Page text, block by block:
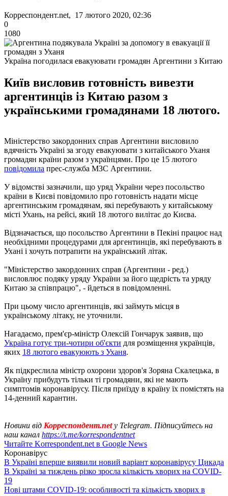
Корреспондент.net, 17 лютого 2020, 02:36
0
1080
Україна погодилася евакуювати громадян Аргентини з Китаю
Київ висловив готовність вивезти
аргентинців із Китаю разом з
українськими громадянами 18 лютого.
Міністерство закордонних справ Аргентини висловило
вдячність Україні за згоду евакуювати з китайського Уханя
громадян країни разом з українцями. Про це 15 лютого
повідомила прес-служба МЗС Аргентини.
У відомстві зазначили, що уряд України через посольство
країни в Києві повідомило про готовність надати місце
аргентинським громадянам, які перебувають у китайському
місті Ухань, на рейсі, який 18 лютого вилітає до Києва.
Відзначається, що посольство Аргентини в Пекіні працює над
необхідними процедурами для аргентинців, які перебувають в
Ухані і хочуть потрапити на український літак.
"Міністерство закордонних справ (Аргентини - ред.)
висловлює подяку уряду України за його щедрість та уряду
Китаю за співпрацю", - йдеться в повідомленні.
При цьому число аргентинців, які займуть місця в
українському літаку, не уточнили.
Нагадаємо, прем'єр-міністр Олексій Гончарук заявив, що
Україна готує три-чотири об'єкти для розміщення українців,
яких 18 лютого евакуюють з Уханя.
Як підкреслила міністр охорони здоров'я Зоряна Скалецька, в
Україну прибудуть тільки ті громадяни, які не мають
симптомів коронавірусу. Після приїзду в країну їх помістять на
14-денний карантин.
Новини від Корреспондент.netу Telegram. Підписуйтесь на
наш канал https://t.me/korrespondentnet
Читайте Korrespondent.net в Google News
Коронавірус
В Україні вперше виявили новий варіант коронавірусу Цикада
В Україні за тиждень різко зросла кількість хворих на COVID-
19
Нові штами COVID-19: особливості та кількість хворих в